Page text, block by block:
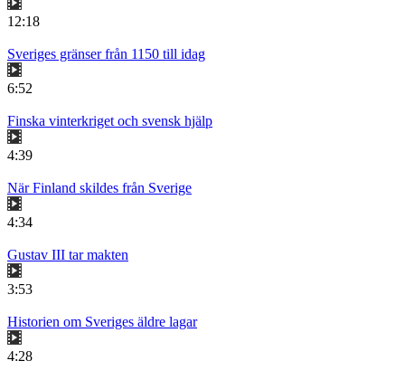
12:18
Sveriges gränser från 1150 till idag
6:52
Finska vinterkriget och svensk hjälp
4:39
När Finland skildes från Sverige
4:34
Gustav III tar makten
3:53
Historien om Sveriges äldre lagar
4:28